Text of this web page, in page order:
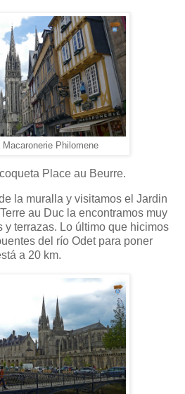
Philomene
Place au Beurre.
la muralla y visitamos el Jardin
au Duc la encontramos muy
y terrazas. Lo último que hicimos
del río Odet para poner
a 20 km.